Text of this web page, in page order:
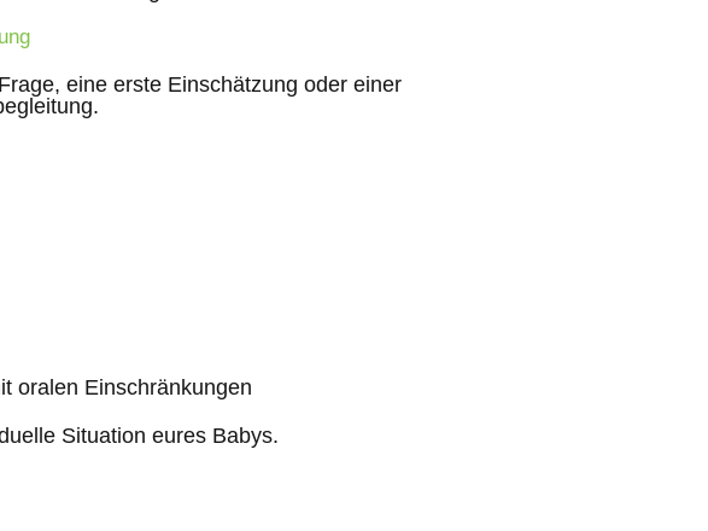
eine erste Einschätzung oder einer
oralen Einschränkungen
Situation eures Babys.